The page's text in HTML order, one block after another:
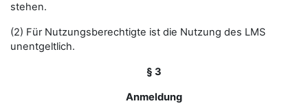
stehen.
(2) Für Nutzungsberechtigte ist die Nutzung des LMS
unentgeltlich.
§ 3
Anmeldung